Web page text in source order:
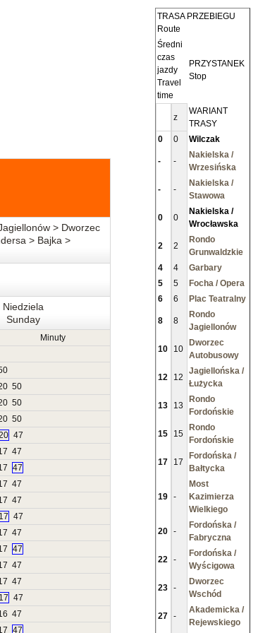
> Dworzec
> Bajka >
Niedziela
Sunday
Minuty
50
50
50
47
47
47
47
47
17 47
47
47
47
47
17 47
47
47
TRASA PRZEBIEGU
Route
Średni
czas
jazdy
Travel
time
PRZYSTANEK
Stop
z
WARIANT
TRASY
0
0 Wilczak
- -
Nakielska /
Wrzesińska
- -
Nakielska /
Stawowa
0 0
Nakielska /
Wrocławska
2 2
Rondo
Grunwaldzkie
4
4
Garbary
5
5
Focha / Opera
6
6 Plac Teatralny
8 8
Rondo
Jagiellonów
10 10
Dworzec
Autobusowy
12 12
Jagiellońska /
Łużycka
13 13
Rondo
Fordońskie
15 15
Rondo
Fordońskie
17 17
Fordońska /
Bałtycka
19 -
Most
Kazimierza
Wielkiego
20 -
Fordońska /
Fabryczna
22 -
Fordońska /
Wyścigowa
23 -
Dworzec
Wschód
27 -
Akademicka /
Rejewskiego